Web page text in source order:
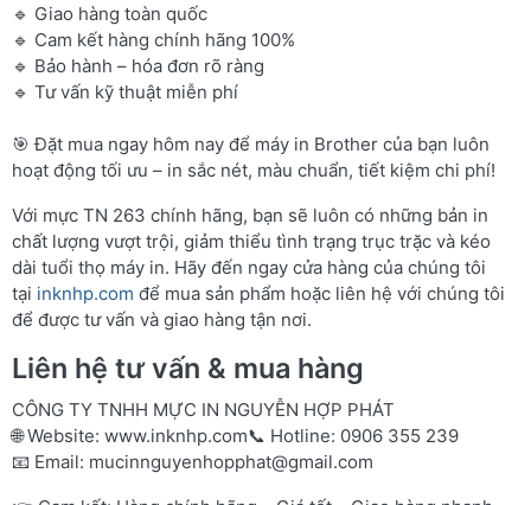
🔹 Giao hàng toàn quốc
🔹 Cam kết hàng chính hãng 100%
🔹 Bảo hành – hóa đơn rõ ràng
🔹 Tư vấn kỹ thuật miễn phí
🎯 Đặt mua ngay hôm nay để máy in Brother của bạn luôn
hoạt động tối ưu – in sắc nét, màu chuẩn, tiết kiệm chi phí!
Với mực TN 263 chính hãng, bạn sẽ luôn có những bản in
chất lượng vượt trội, giảm thiểu tình trạng trục trặc và kéo
dài tuổi thọ máy in. Hãy đến ngay cửa hàng của chúng tôi
tại inknhp.com để mua sản phẩm hoặc liên hệ với chúng tôi
để được tư vấn và giao hàng tận nơi.
Liên hệ tư vấn & mua hàng
CÔNG TY TNHH MỰC IN NGUYỄN HỢP PHÁT
🌐 Website: www.inknhp.com📞 Hotline: 0906 355 239
📧 Email: mucinnguyenhopphat@gmail.com